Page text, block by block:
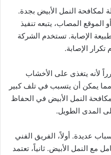
النمل الأبيض بجدة.
المصاب، يتبعه تنفيذ
الإصابة. تستخدم الشركة
الإصابة.
لأنه يتغذى على الأخشاب
مما يمكن أن يتسبب في تلف كبير
النمل الأبيض في الحفاظ
المدى الطويل.
عديدة. أولاً، الفريق الفني
مع النمل الأبيض. ثانياً، تعتمد